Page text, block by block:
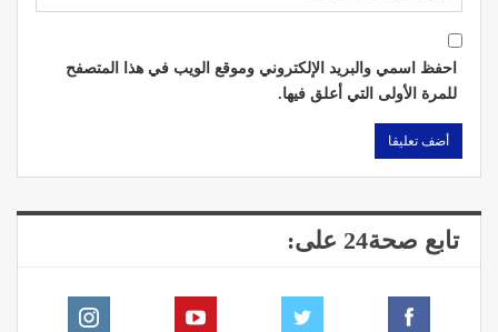
احفظ اسمي والبريد الإلكتروني وموقع الويب في هذا المتصفح
للمرة الأولى التي أعلق فيها.
تابع صحة24 على: